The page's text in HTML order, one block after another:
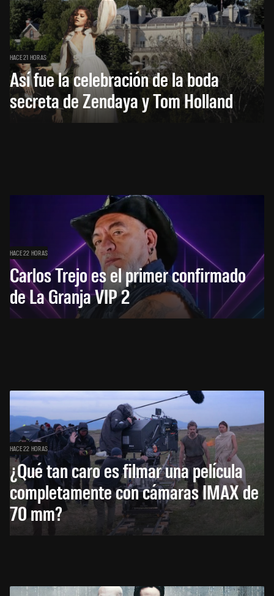
HACE 21 HORAS
Así fue la celebración de la boda
secreta de Zendaya y Tom Holland
HACE 22 HORAS
Carlos Trejo es el primer confirmado
de La Granja VIP 2
HACE 22 HORAS
¿Qué tan caro es filmar una película
completamente con cámaras IMAX de
70 mm?